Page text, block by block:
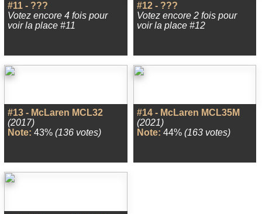
#11 - ???
Votez encore 4 fois pour
voir la place #11
#12 - ???
Votez encore 2 fois pour
voir la place #12
#13 - McLaren MCL32
(2017)
Note: 43% (136 votes)
#14 - McLaren MCL35M
(2021)
Note: 44% (163 votes)